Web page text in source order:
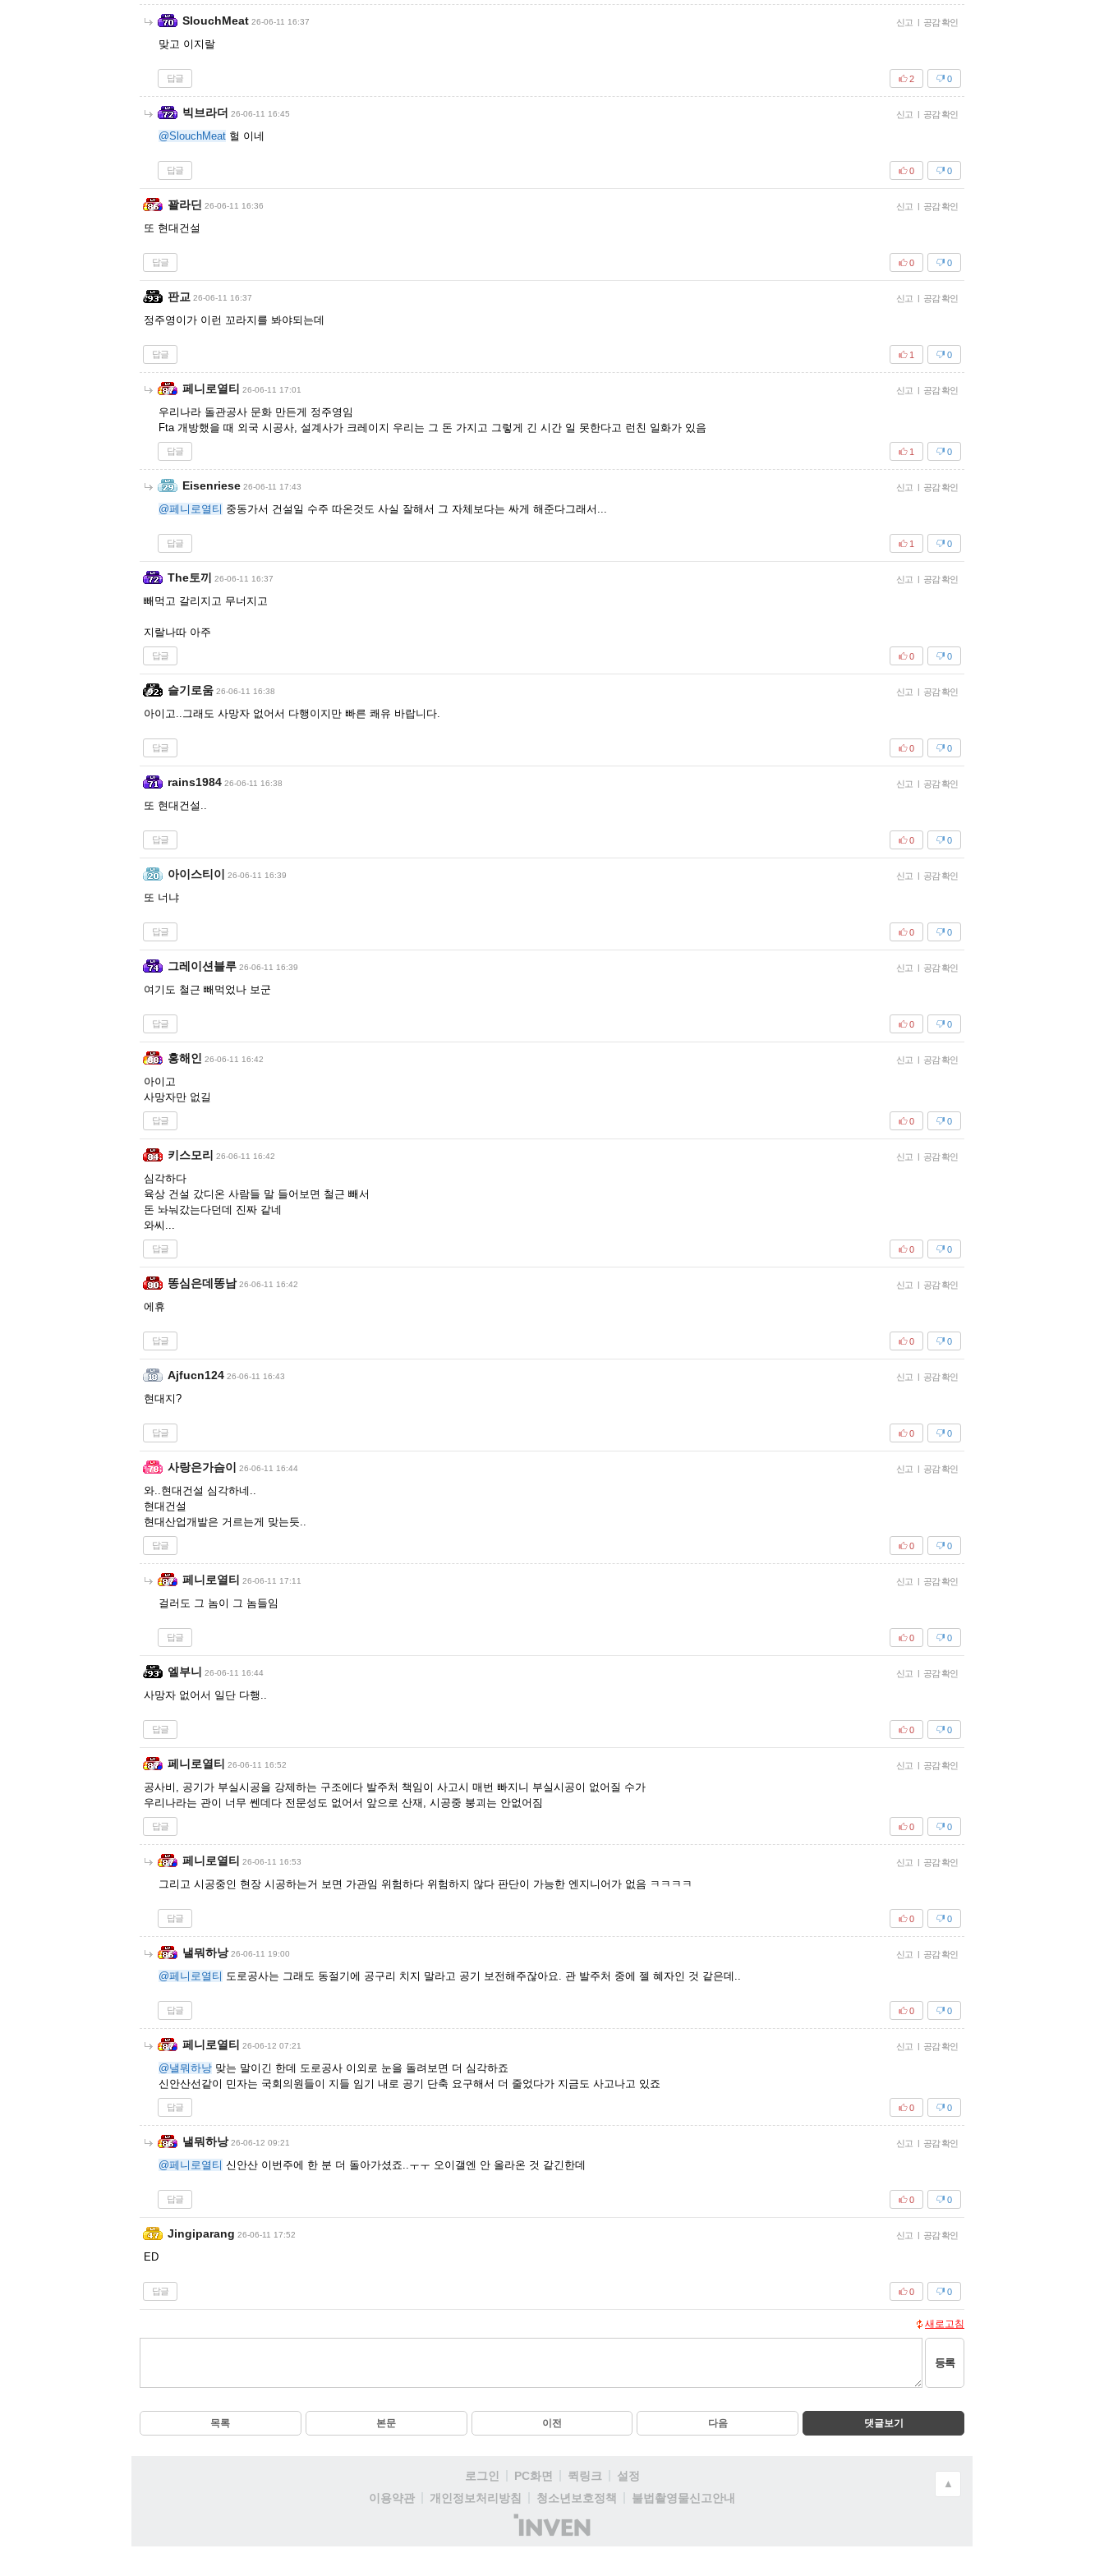
SlouchMeat 26-06-11 16:37 신고 | 공감 확인
맞고 이지랄
답글 0
2
빅브라더 26-06-11 16:45 신고 | 공감 확인
@SlouchMeat 헐 이네
답글 0
0
꽐라딘 26-06-11 16:36 신고 | 공감 확인
또 현대건설
답글 0
0
판교 26-06-11 16:37 신고 | 공감 확인
정주영이가 이런 꼬라지를 봐야되는데
답글 0
1
페니로열티 26-06-11 17:01 신고 | 공감 확인
우리나라 돌관공사 문화 만든게 정주영임
Fta 개방했을 때 외국 시공사, 설계사가 크레이지 우리는 그 돈 가지고 그렇게 긴 시간 일 못한다고 런친 일화가 있음
답글 0
1
Eisenriese 26-06-11 17:43 신고 | 공감 확인
@페니로열티 중동가서 건설일 수주 따온것도 사실 잘해서 그 자체보다는 싸게 해준다그래서...
답글 0
1
The토끼 26-06-11 16:37 신고 | 공감 확인
빼먹고 갈리지고 무너지고
지랄나따 아주
답글 0
0
슬기로움 26-06-11 16:38 신고 | 공감 확인
아이고..그래도 사망자 없어서 다행이지만 빠른 쾌유 바랍니다.
답글 0
0
rains1984 26-06-11 16:38 신고 | 공감 확인
또 현대건설..
답글 0
0
아이스티이 26-06-11 16:39 신고 | 공감 확인
또 너냐
답글 0
0
그레이션블루 26-06-11 16:39 신고 | 공감 확인
여기도 철근 빼먹었나 보군
답글 0
0
홍해인 26-06-11 16:42 신고 | 공감 확인
아이고
사망자만 없길
답글 0
0
키스모리 26-06-11 16:42 신고 | 공감 확인
심각하다
육상 건설 갔디온 사람들 말 들어보면 철근 빼서
돈 놔눠갔는다던데 진짜 같네
와씨...
답글 0
0
똥심은데똥남 26-06-11 16:42 신고 | 공감 확인
에휴
답글 0
0
Ajfucn124 26-06-11 16:43 신고 | 공감 확인
현대지?
답글 0
0
사랑은가슴이 26-06-11 16:44 신고 | 공감 확인
와..현대건설 심각하네..
현대건설
현대산업개발은 거르는게 맞는듯..
답글 0
0
페니로열티 26-06-11 17:11 신고 | 공감 확인
걸러도 그 놈이 그 놈들임
답글 0
0
엘부니 26-06-11 16:44 신고 | 공감 확인
사망자 없어서 일단 다행..
답글 0
0
페니로열티 26-06-11 16:52 신고 | 공감 확인
공사비, 공기가 부실시공을 강제하는 구조에다 발주처 책임이 사고시 매번 빠지니 부실시공이 없어질 수가
우리나라는 관이 너무 쎈데다 전문성도 없어서 앞으로 산재, 시공중 붕괴는 안없어짐
답글 0
0
페니로열티 26-06-11 16:53 신고 | 공감 확인
그리고 시공중인 현장 시공하는거 보면 가관임 위험하다 위험하지 않다 판단이 가능한 엔지니어가 없음 ㅋㅋㅋㅋ
답글 0
0
낼뭐하낭 26-06-11 19:00 신고 | 공감 확인
@페니로열티 도로공사는 그래도 동절기에 공구리 치지 말라고 공기 보전해주잖아요. 관 발주처 중에 젤 혜자인 것 같은데..
답글 0
0
페니로열티 26-06-12 07:21 신고 | 공감 확인
@낼뭐하낭 맞는 말이긴 한데 도로공사 이외로 눈을 돌려보면 더 심각하죠
신안산선같이 민자는 국회의원들이 지들 임기 내로 공기 단축 요구해서 더 줄었다가 지금도 사고나고 있죠
답글 0
0
낼뭐하낭 26-06-12 09:21 신고 | 공감 확인
@페니로열티 신안산 이번주에 한 분 더 돌아가셨죠..ㅜㅜ 오이갤엔 안 올라온 것 같긴한데
답글 0
0
Jingiparang 26-06-11 17:52 신고 | 공감 확인
ED
답글 0
0
새로고침
등록
목록 본문 이전 다음 댓글보기
로그인 PC화면 퀵링크
설정
이용약관
개인정보처리방침 청소년보호정책
불법촬영물신고안내
(주)
인
▲